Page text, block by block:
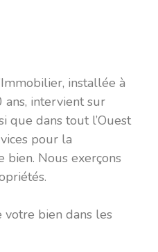
installée à
intervient sur
que dans tout l’Ouest
pour la
bien. Nous exerçons
votre bien dans les